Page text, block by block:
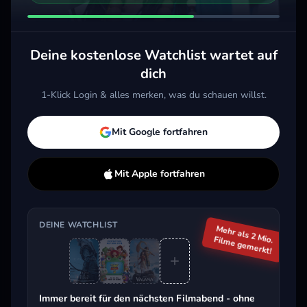
Merken
Mehr
Merken
Mehr
Beliebt beim Streaming
Deine kostenlose Watchlist wartet auf
dich
1-Klick Login & alles merken, was du schauen willst.
Mit Google fortfahren
Mit Apple fortfahren
DEINE WATCHLIST
Immer bereit für den nächsten Filmabend - ohne
Mehr als 2 Mio.
Filme gemerkt!